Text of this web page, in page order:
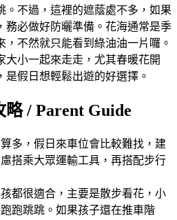
。不過，這裡的遮蔭處不多，如果
務必做好防曬準備。花海通常是季
不然就只能看到綠油油一片囉。
大小一起來走走，尤其春暖花開
是假日想輕鬆出遊的好選擇。
略 / Parent Guide
多，假日來車位會比較難找，建
搭乘大眾運輸工具，再搭配步行
都很適合，主要是散步看花，小
跑跳跳。如果孩子還在推車階